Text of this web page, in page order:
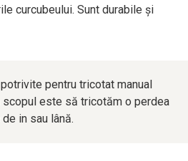
curcubeului. Sunt durabile și
pentru tricotat manual
scopul este să tricotăm o perdea
in sau lână.